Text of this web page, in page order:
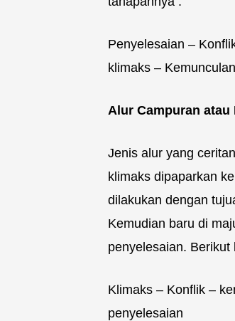
Penyelesaian –
klimaks –
Alur Campuran atau
Jenis alur yang
klimaks dipaparkan
dilakukan dengan
Kemudian baru di
penyelesaian.
Klimaks – Konflik –
penyelesaian